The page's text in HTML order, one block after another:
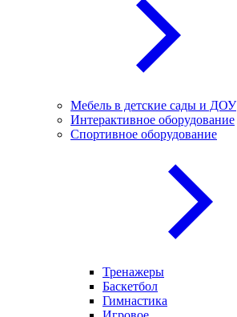
Мебель в детские сады и ДОУ
Интерактивное оборудование
Спортивное оборудование
Тренажеры
Баскетбол
Гимнастика